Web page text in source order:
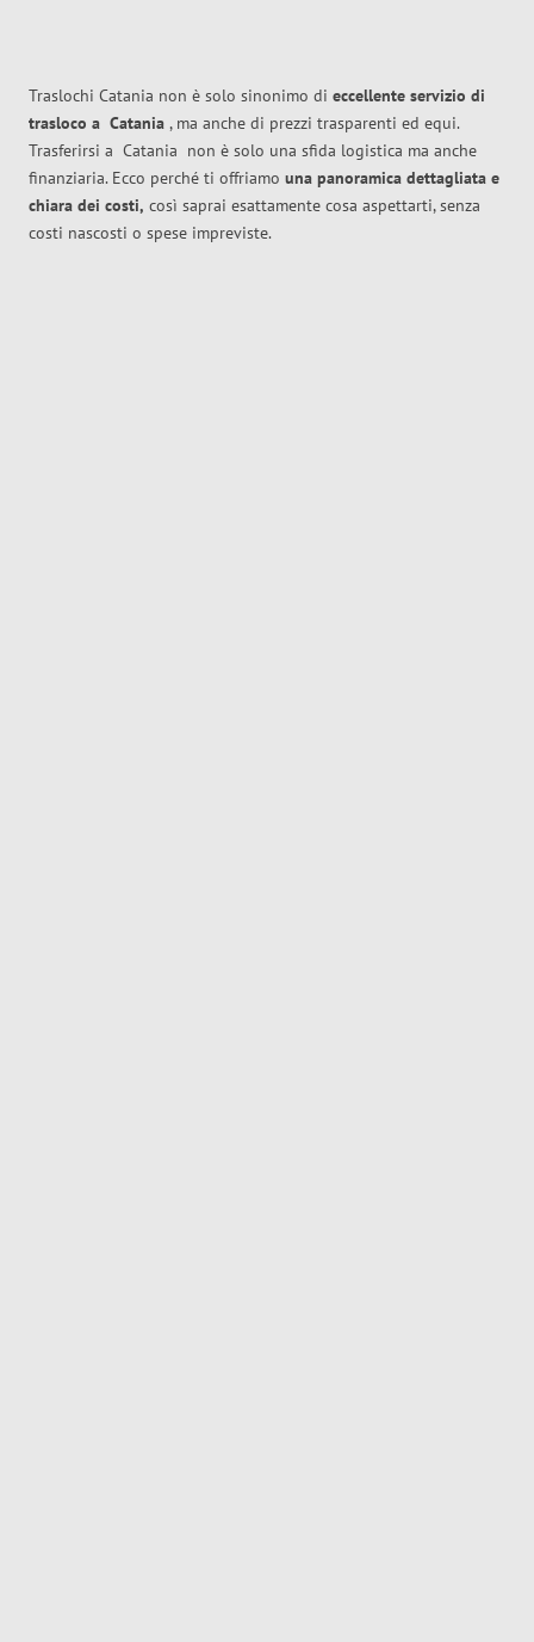
Traslochi Catania non è solo sinonimo di eccellente servizio di
trasloco a Catania , ma anche di prezzi trasparenti ed equi.
Trasferirsi a Catania non è solo una sfida logistica ma anche
finanziaria. Ecco perché ti offriamo una panoramica dettagliata e
chiara dei costi, così saprai esattamente cosa aspettarti, senza
costi nascosti o spese impreviste.